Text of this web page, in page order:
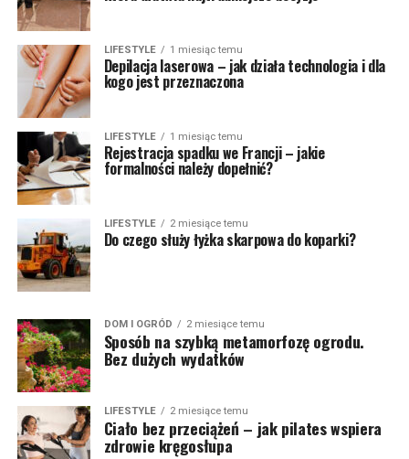
LIFESTYLE 1 miesiąc temu
Depilacja laserowa – jak działa technologia i dla
kogo jest przeznaczona
LIFESTYLE 1 miesiąc temu
Rejestracja spadku we Francji – jakie
formalności należy dopełnić?
LIFESTYLE 2 miesiące temu
Do czego służy łyżka skarpowa do koparki?
DOM I OGRÓD 2 miesiące temu
Sposób na szybką metamorfozę ogrodu.
Bez dużych wydatków
LIFESTYLE 2 miesiące temu
Ciało bez przeciążeń – jak pilates wspiera
zdrowie kręgosłupa